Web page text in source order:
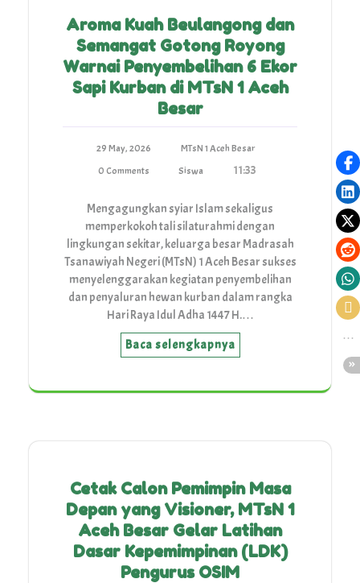
Aroma Kuah Beulangong dan
Semangat Gotong Royong
Warnai Penyembelihan 6 Ekor
Sapi Kurban di MTsN 1 Aceh
Besar
29 May, 2026
MTsN 1 Aceh Besar
0 Comments
Siswa 11:33
Mengagungkan syiar Islam sekaligus
memperkokoh tali silaturahmi dengan
lingkungan sekitar, keluarga besar Madrasah
Tsanawiyah Negeri (MTsN) 1 Aceh Besar sukses
menyelenggarakan kegiatan penyembelihan
dan penyaluran hewan kurban dalam rangka
Hari Raya Idul Adha 1447 H.…
Baca selengkapnya
Cetak Calon Pemimpin Masa
Depan yang Visioner, MTsN 1
Aceh Besar Gelar Latihan
Dasar Kepemimpinan (LDK)
Pengurus OSIM